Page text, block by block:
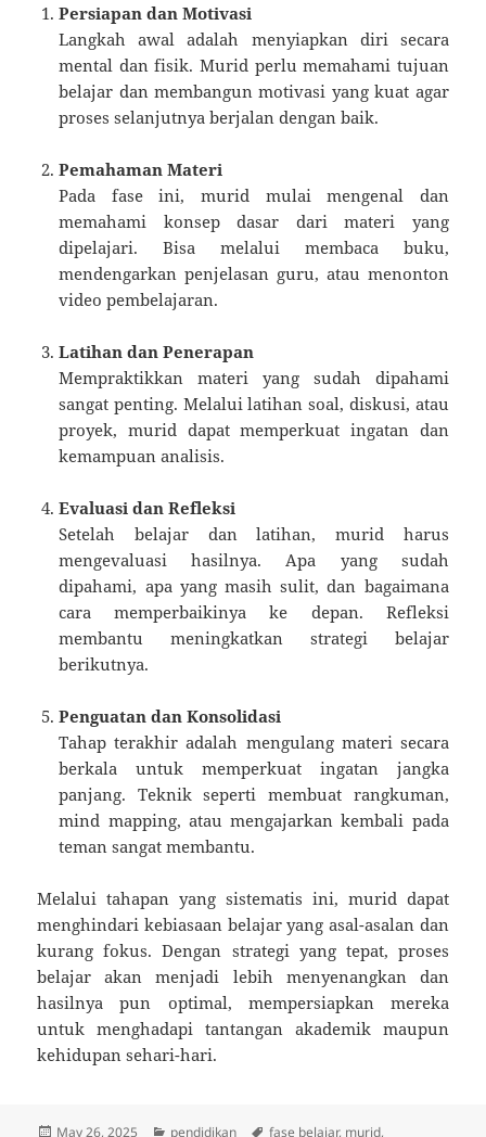
Persiapan dan Motivasi
Langkah awal adalah menyiapkan diri secara
mental dan fisik. Murid perlu memahami tujuan
belajar dan membangun motivasi yang kuat agar
proses selanjutnya berjalan dengan baik.
Pemahaman Materi
Pada fase ini, murid mulai mengenal dan
memahami konsep dasar dari materi yang
dipelajari. Bisa melalui membaca buku,
mendengarkan penjelasan guru, atau menonton
video pembelajaran.
Latihan dan Penerapan
Mempraktikkan materi yang sudah dipahami
sangat penting. Melalui latihan soal, diskusi, atau
proyek, murid dapat memperkuat ingatan dan
kemampuan analisis.
Evaluasi dan Refleksi
Setelah belajar dan latihan, murid harus
mengevaluasi hasilnya. Apa yang sudah
dipahami, apa yang masih sulit, dan bagaimana
cara memperbaikinya ke depan. Refleksi
membantu meningkatkan strategi belajar
berikutnya.
Penguatan dan Konsolidasi
Tahap terakhir adalah mengulang materi secara
berkala untuk memperkuat ingatan jangka
panjang. Teknik seperti membuat rangkuman,
mind mapping, atau mengajarkan kembali pada
teman sangat membantu.
Melalui tahapan yang sistematis ini, murid dapat
menghindari kebiasaan belajar yang asal-asalan dan
kurang fokus. Dengan strategi yang tepat, proses
belajar akan menjadi lebih menyenangkan dan
hasilnya pun optimal, mempersiapkan mereka
untuk menghadapi tantangan akademik maupun
kehidupan sehari-hari.
Posted
May 26, 2025 Categories
pendidikan Tags
fase belajar, murid,